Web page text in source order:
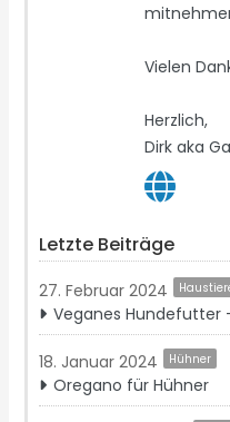
Vielen
Herzlich,
Dirk aka
Letzte Beiträge
27. Februar 2024
Veganes Hundefutter
18. Januar 2024 Hühner
Oregano für Hühner